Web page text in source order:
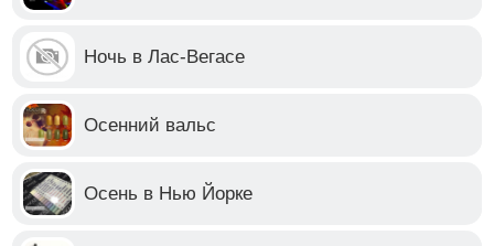
Ночь в Лас-Вегасе
Осенний вальс
Осень в Нью Йорке